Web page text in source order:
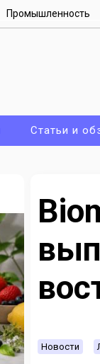
Промышленность
Статьи и
Новости